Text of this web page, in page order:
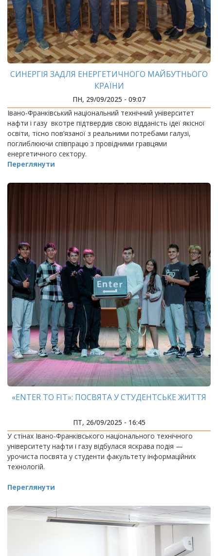
СИНЕРГІЯ ЗАДЛЯ ЕНЕРГЕТИЧНОГО МАЙБУТНЬОГО
КРАЇНИ
ПН, 29/09/2025 - 09:07
Івано-Франківський національний технічний університет
нафти і газу вкотре підтвердив свою відданість ідеї якісної
освіти, тісно пов’язаної з реальними потребами галузі,
поглиблюючи співпрацю з провідними гравцями
енергетичного сектору.
Переглянути
«ENTER TO FIT»: ПОСВЯТА У СТУДЕНТСЬКЕ ЖИТТЯ
ПТ, 26/09/2025 - 16:45
У стінах Івано-Франківського національного технічного
університету нафти і газу відбулася яскрава подія —
урочиста посвята у студенти факультету інформаційних
технологій.
Переглянути